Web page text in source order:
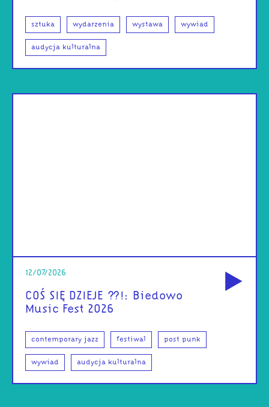
sztuka wydarzenia wystawa wywiad
audycja kulturalna
12/07/2026
COŚ SIĘ DZIEJE ??!: Biedowo
Music Fest 2026
contemporary jazz festiwal post punk
wywiad audycja kulturalna